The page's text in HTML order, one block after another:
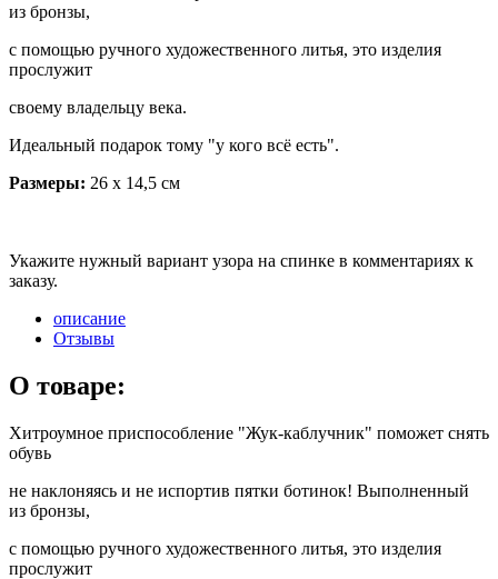
из бронзы,
с помощью ручного художественного литья, это изделия
прослужит
своему владельцу века.
Идеальный подарок тому "у кого всё есть".
Размеры: 26 х 14,5 см
Укажите нужный вариант узора на спинке в комментариях к
заказу.
описание
Отзывы
О товаре:
Хитроумное приспособление "Жук-каблучник" поможет снять
обувь
не наклоняясь и не испортив пятки ботинок! Выполненный
из бронзы,
с помощью ручного художественного литья, это изделия
прослужит